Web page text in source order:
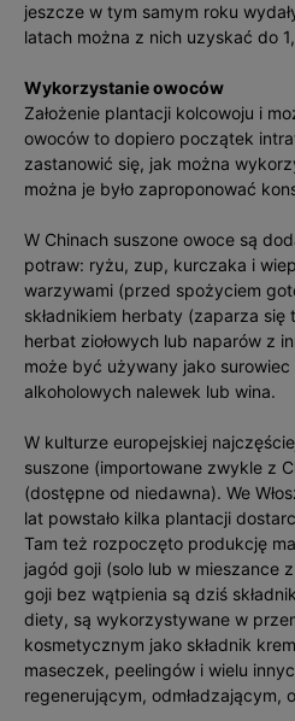
jeszcze w tym samym roku
latach można z nich uzyskać do
Wykorzystanie owoców
Założenie plantacji kolcowoju i
owoców to dopiero początek
zastanowić się, jak można
można je było zaproponować
W Chinach suszone owoce są
potraw: ryżu, zup, kurczaka i
warzywami (przed spożyciem
składnikiem herbaty (zaparza
herbat ziołowych lub naparów z
może być używany jako
alkoholowych nalewek lub wina.
W kulturze europejskiej
suszone (importowane zwykle z
(dostępne od niedawna). We
lat powstało kilka plantacji
Tam też rozpoczęto produkcję
jagód goji (solo lub w mieszance
goji bez wątpienia są dziś
diety, są wykorzystywane w
kosmetycznym jako składnik
maseczek, peelingów i wielu
regenerującym, odmładzającym,